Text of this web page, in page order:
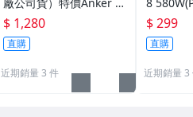
oundcore 2 藍芽喇叭 2
4小時續航 IPX7防水 低
音加強 可串連用雙聲道
播放 5.0
$ 1,280
直購
近期銷量 3 件
道 USB
S288 開
$ 299
直購
近期銷量 3